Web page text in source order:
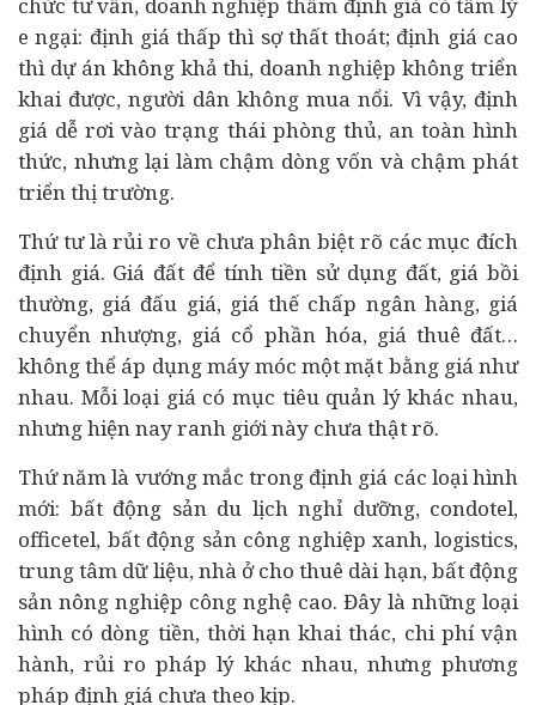
e ngại: định giá thấp thì sợ thất thoát; định giá cao
thì dự án không khả thi, doanh nghiệp không triển
khai được, người dân không mua nổi. Vì vậy, định
giá dễ rơi vào trạng thái phòng thủ, an toàn hình
thức, nhưng lại làm chậm dòng vốn và chậm phát
triển thị trường.
Thứ tư là rủi ro về chưa phân biệt rõ các mục đích
định giá. Giá đất để tính tiền sử dụng đất, giá bồi
thường, giá đấu giá, giá thế chấp ngân hàng, giá
chuyển nhượng, giá cổ phần hóa, giá thuê đất…
không thể áp dụng máy móc một mặt bằng giá như
nhau. Mỗi loại giá có mục tiêu quản lý khác nhau,
nhưng hiện nay ranh giới này chưa thật rõ.
Thứ năm là vướng mắc trong định giá các loại hình
mới: bất động sản du lịch nghỉ dưỡng, condotel,
officetel, bất động sản công nghiệp xanh, logistics,
trung tâm dữ liệu, nhà ở cho thuê dài hạn, bất động
sản nông nghiệp công nghệ cao. Đây là những loại
hình có dòng tiền, thời hạn khai thác, chi phí vận
hành, rủi ro pháp lý khác nhau, nhưng phương
pháp định giá chưa theo kịp.